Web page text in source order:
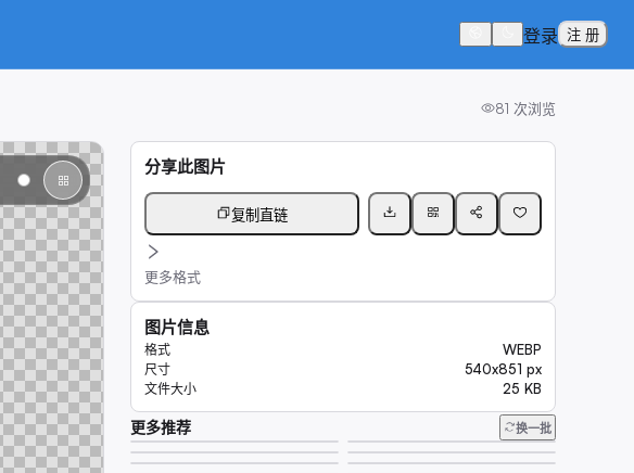
登录 注 册
81 次浏览
分享此图片
复制直链
更多格式
图片信息
格式 WEBP
尺寸 540x851 px
文件大小 25 KB
更多推荐 换一批